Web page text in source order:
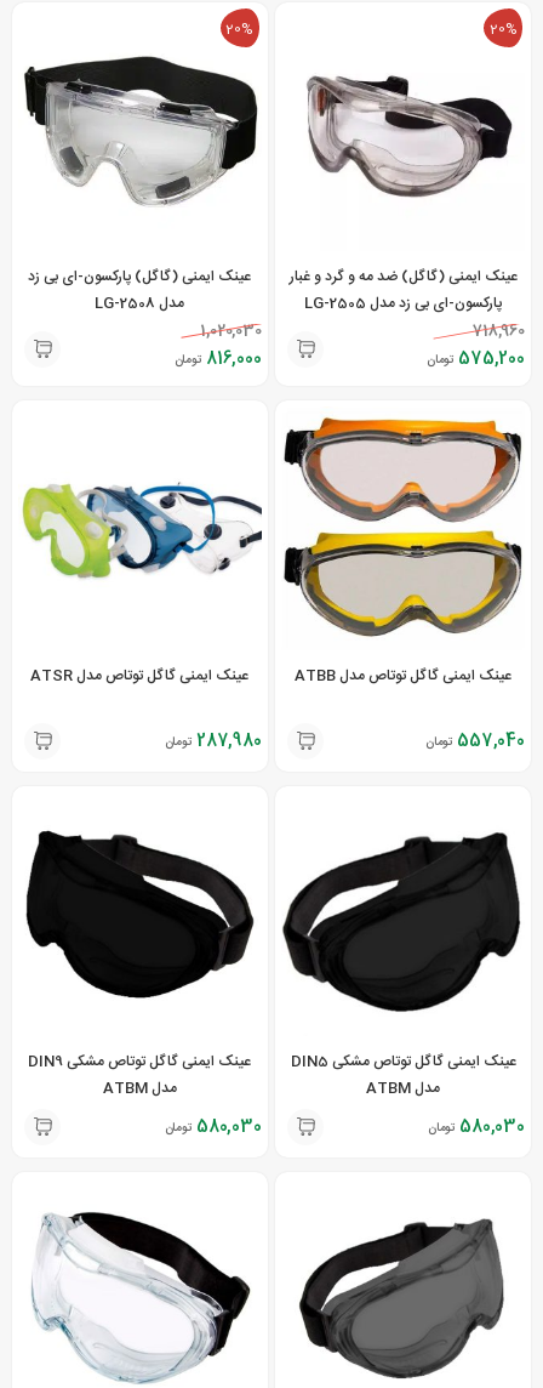
20%
عینک ایمنی (گاگل) ضد مه و گرد و غبار
پارکسون-ای بی زد مدل LG-2505
718,960
575,200 تومان
20%
عینک ایمنی (گاگل) پارکسون-ای بی زد
مدل LG-2508
1,020,030
816,000 تومان
عینک ایمنی گاگل توتاص مدل ATBB
557,040 تومان
عینک ایمنی گاگل توتاص مدل ATSR
287,980 تومان
عینک ایمنی گاگل توتاص مشکی DIN5
مدل ATBM
580,030 تومان
عینک ایمنی گاگل توتاص مشکی DIN9
مدل ATBM
580,030 تومان